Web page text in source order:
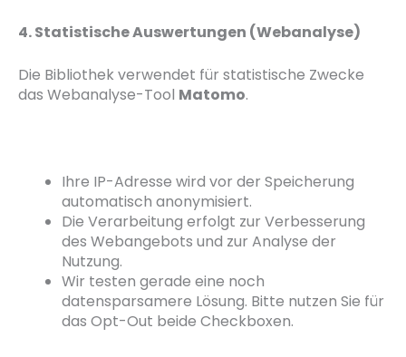
4. Statistische Auswertungen (Webanalyse)
Die Bibliothek verwendet für statistische Zwecke
das Webanalyse-Tool Matomo.
Ihre IP-Adresse wird vor der Speicherung
automatisch anonymisiert.
Die Verarbeitung erfolgt zur Verbesserung
des Webangebots und zur Analyse der
Nutzung.
Wir testen gerade eine noch
datensparsamere Lösung. Bitte nutzen Sie für
das Opt-Out beide Checkboxen.